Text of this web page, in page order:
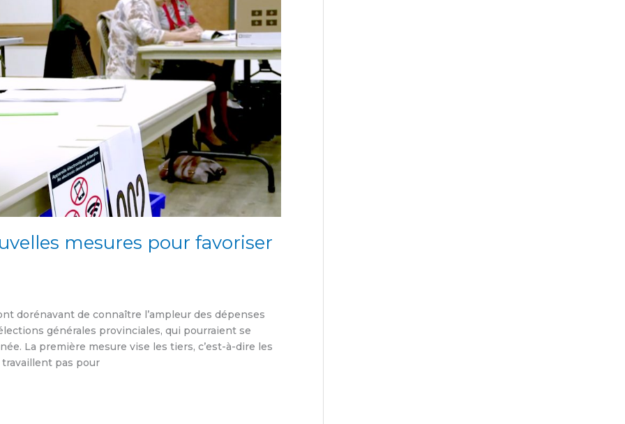
mesures pour favoriser
dorénavant de connaître l’ampleur des dépenses
générales provinciales, qui pourraient se
La première mesure vise les tiers, c’est-à-dire les
pas pour